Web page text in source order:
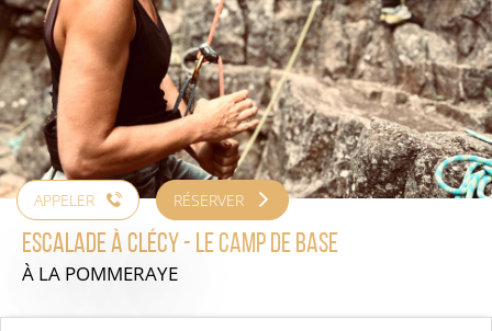
APPELER RÉSERVER
Escalade à Clécy - Le Camp de Base
À LA POMMERAYE